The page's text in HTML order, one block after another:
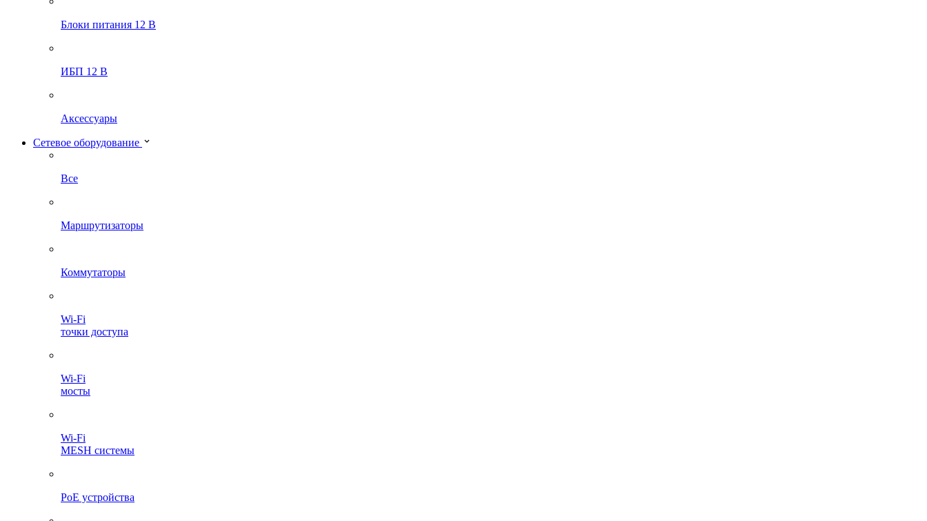
Блоки питания 12 В
ИБП 12 В
Аксессуары
Сетевое оборудование
Все
Маршрутизаторы
Коммутаторы
Wi-Fi
точки доступа
Wi-Fi
мосты
Wi-Fi
MESH системы
PoE устройства